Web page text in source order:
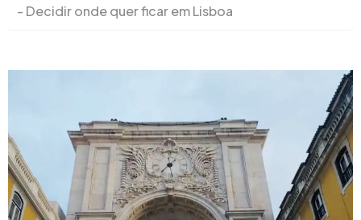
Decidir onde quer ficar em Lisboa